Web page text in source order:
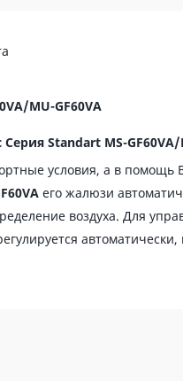
MU-GF60VA
Standart MS-GF60VA/
условия, а в помощь
его жалюзи
воздуха. Для